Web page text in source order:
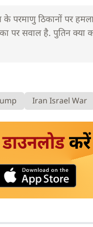
ठिकानों पर हमला
सवाल है. पुतिन क्या
Iran Israel War
डाउनलोडकरें